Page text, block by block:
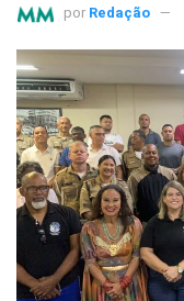
por Redação